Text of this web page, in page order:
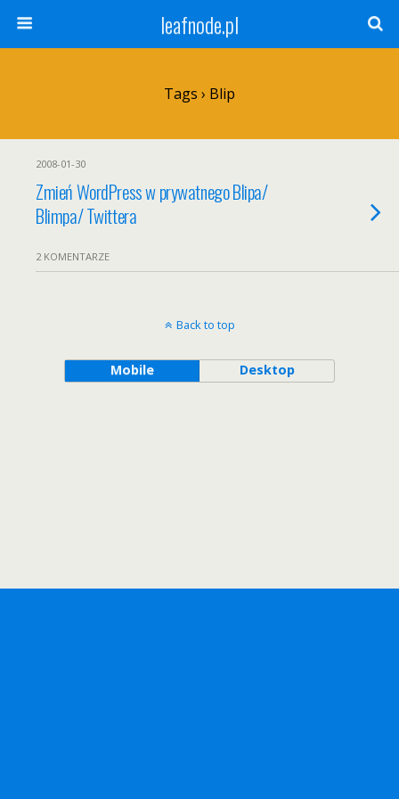
leafnode.pl
Tags › Blip
2008-01-30
Zmień WordPress w prywatnego Blipa/
Blimpa/ Twittera
2 KOMENTARZE
Back to top
Mobile Desktop